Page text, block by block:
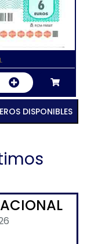
LOS NÚMEROS DISPONIBLES